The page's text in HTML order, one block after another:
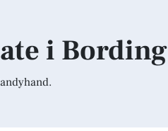
i Bording